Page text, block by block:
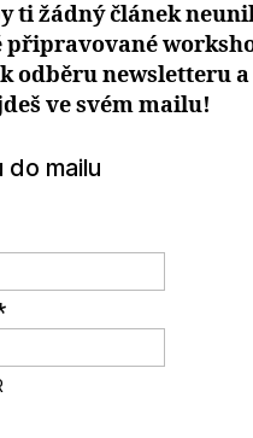
ti žádný článek
odběru newsletteru a
ve svém mailu!
do mailu